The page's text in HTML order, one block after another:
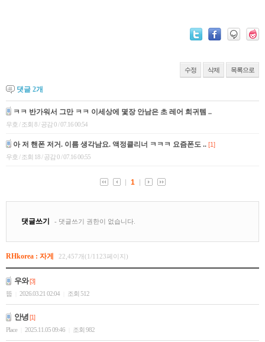
수정 삭제 목록으로
댓글 2개
RHkorea : 자게 22,457개(1/1123페이지)
우와[3]
뚭
2026.03.21 02:04 조회 512
안녕[1]
Place
2025.11.05 09:46 조회 982